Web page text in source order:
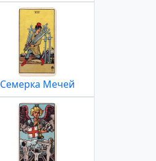
Семерка Мечей